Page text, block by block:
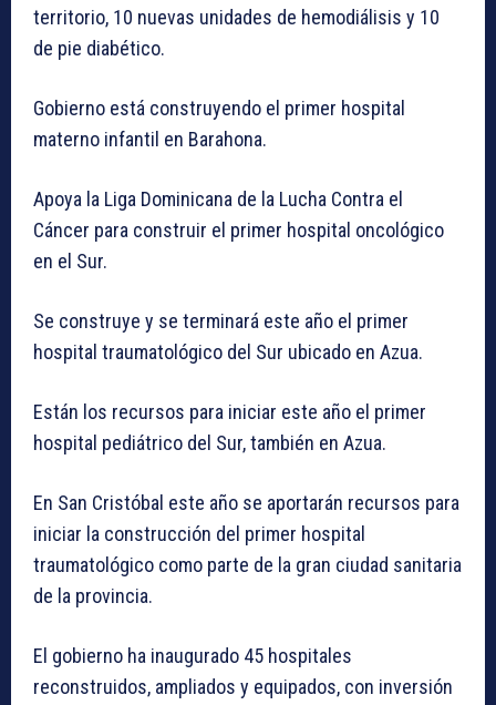
territorio, 10 nuevas unidades de hemodiálisis y 10
de pie diabético.
Gobierno está construyendo el primer hospital
materno infantil en Barahona.
Apoya la Liga Dominicana de la Lucha Contra el
Cáncer para construir el primer hospital oncológico
en el Sur.
Se construye y se terminará este año el primer
hospital traumatológico del Sur ubicado en Azua.
Están los recursos para iniciar este año el primer
hospital pediátrico del Sur, también en Azua.
En San Cristóbal este año se aportarán recursos para
iniciar la construcción del primer hospital
traumatológico como parte de la gran ciudad sanitaria
de la provincia.
El gobierno ha inaugurado 45 hospitales
reconstruidos, ampliados y equipados, con inversión